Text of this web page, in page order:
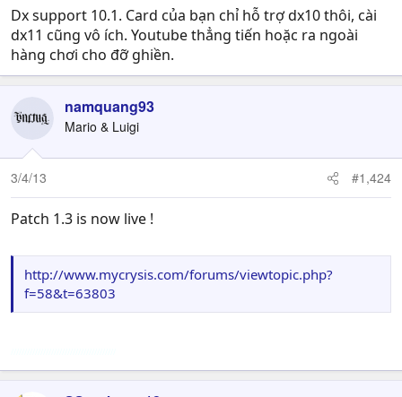
Dx support 10.1. Card của bạn chỉ hỗ trợ dx10 thôi, cài
dx11 cũng vô ích. Youtube thẳng tiến hoặc ra ngoài
hàng chơi cho đỡ ghiền.
namquang93
Mario & Luigi
3/4/13 #1,424
Patch 1.3 is now live !
http://www.mycrysis.com/forums/viewtopic.php?
f=58&t=63803